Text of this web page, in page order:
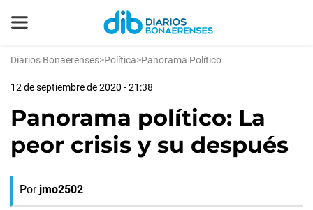
Diarios Bonaerenses>Política>Panorama Político
12 de septiembre de 2020 - 21:38
Panorama político: La
peor crisis y su después
Por jmo2502